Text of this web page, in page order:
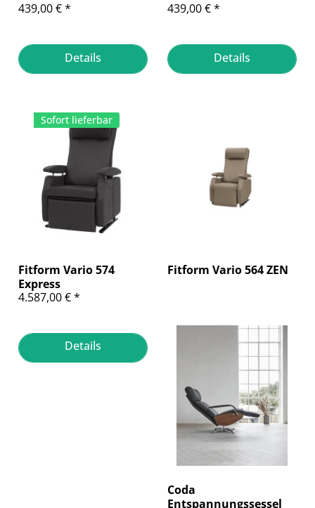
439,00 € *
Details
439,00 € *
Details
Sofort lieferbar
Fitform Vario 574
Express
4.587,00 € *
Details
Fitform Vario 564 ZEN
Coda
Entspannungssessel